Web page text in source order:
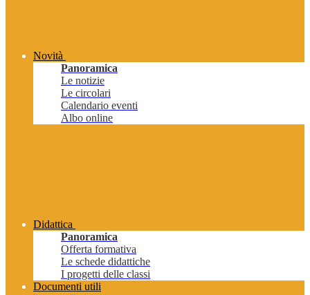
Novità
Panoramica
Le notizie
Le circolari
Calendario eventi
Albo online
Didattica
Panoramica
Offerta formativa
Le schede didattiche
I progetti delle classi
Documenti utili